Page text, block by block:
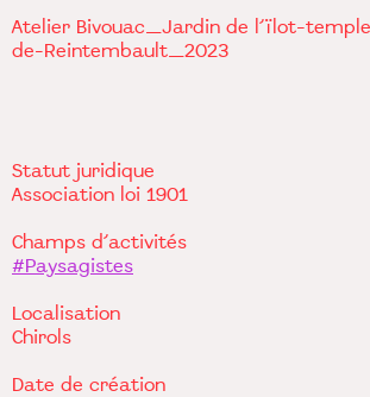
Atelier Bivouac_Jardin de l’ïlot-
de-Reintembault_2023
Statut juridique
Association loi 1901
Champs d’activités
#Paysagistes
Localisation
Chirols
Date de création